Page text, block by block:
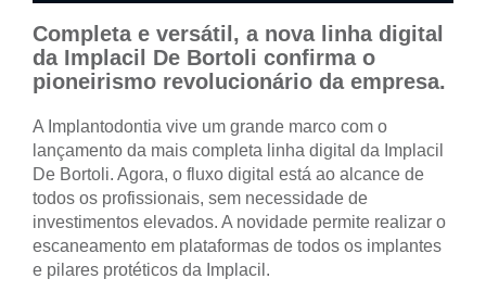
Completa e versátil, a nova linha digital
da Implacil De Bortoli confirma o
pioneirismo revolucionário da empresa.
A Implantodontia vive um grande marco com o
lançamento da mais completa linha digital da Implacil
De Bortoli. Agora, o fluxo digital está ao alcance de
todos os profissionais, sem necessidade de
investimentos elevados. A novidade permite realizar o
escaneamento em plataformas de todos os implantes
e pilares protéticos da Implacil.